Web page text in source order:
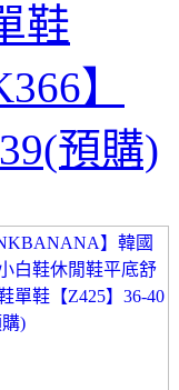
鞋
】
預購)